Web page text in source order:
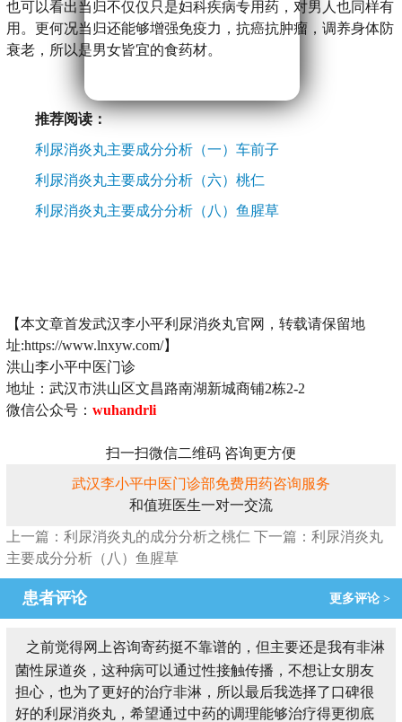
也可以看出当归不仅仅只是妇科疾病专用药，对男人也同样有
用。更何况当归还能够增强免疫力，抗癌抗肿瘤，调养身体防
衰老，所以是男女皆宜的食药材。
推荐阅读：
利尿消炎丸主要成分分析（一）车前子
利尿消炎丸主要成分分析（六）桃仁
利尿消炎丸主要成分分析（八）鱼腥草
【本文章首发武汉李小平利尿消炎丸官网，转载请保留地
址:https://www.lnxyw.com/】
洪山李小平中医门诊
地址：武汉市洪山区文昌路南湖新城商铺2栋2-2
微信公众号： wuhandrli
扫一扫微信二维码 咨询更方便
武汉李小平中医门诊部免费用药咨询服务
和值班医生一对一交流
上一篇：利尿消炎丸的成分分析之桃仁 下一篇：利尿消炎丸
主要成分分析（八）鱼腥草
患者评论 更多评论 >
之前觉得网上咨询寄药挺不靠谱的，但主要还是我有非淋
菌性尿道炎，这种病可以通过性接触传播，不想让女朋友
担心，也为了更好的治疗非淋，所以最后我选择了口碑很
好的利尿消炎丸，希望通过中药的调理能够治疗得更彻底